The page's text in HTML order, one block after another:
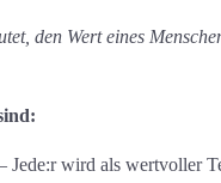
den Wert eines
Jede:r wird als wertvoller